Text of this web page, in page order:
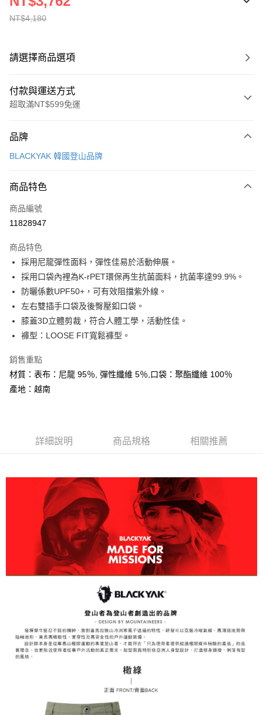
NT$4,180
請選擇商品選項
付款與運送方式
超取滿NT$599免運
信用卡一次付款
LINE Pay
Apple Pay
悠遊付
Google Pay
全盈+PAY
大哥付你分期
相關說明
1.本服務由台灣大哥大提供，台灣大哥大用戶可立即使用無須另外申請。
流程，驗證手機門號後，選擇欲分期的期數、繳款截止日，確認付款後即完
成交易。
【繳款方式說明】
帳／街口支付／iPASS MONEY」等通路繳費。
【注意事項】
1.本服務係由「台灣大哥大股份有限公司」（以下簡稱本公司）所提供，讓
用戶於交易時，得透過本服務購買商品或服務，並由商店將買賣／分期付款
買賣價金債權讓與本公司後，依約使用本公司帳單繳交帳款。
2.基於同意付款使用「大哥付你分期」之契約關係目的，商店將以您的個人
資料（包含姓名、電話或地址）提供予台灣大哥大進項蒐集、處理及利用，
由本公司與您本人進行分期帳單所需資料之確認、核對及更正。
3.完整用戶服務條款，請詳閱以下連結：https://oppay.tw/userRule
AFTEE先享後付
相關說明
AFTEE先享後付是「在收到商品之後才付款」的支付方式。 讓您購物簡單
３．安心：先確認商品／服務後，再付款。
結帳頁面，進行簡訊認證並確認金額後，即可完成結帳。
２．訂單成立數日內，您將收到繳費通知簡訊。
３．收到繳費通知簡訊後14天內，點擊此簡訊中的連結，可透過四大超商／
ATM／網路銀行／等多元方式進行付款，方視為交易完成。
※ 請注意：結帳手續完成當下不需立刻繳費，但若您需要取消訂單，請聯絡
購買商品的店家。未經商家同意取消之訂單仍視為有效，需透過AFTEE先享
後付繳納相關費用。
※ 交易是否成功請以「AFTEE先享後付 」之結帳頁面顯示為準，若有關於
是否繳費成功／繳費後需取消欲退款等相關疑問，請聯繫「AFTEE先享後付
客戶支援中心」https://netprotections.freshdesk.com/support/home
１．透過由恩沛科技股份有限公司提供之「AFTEE先享後付」服務完成之交
易，需依本服務之必要範圍內提供個人資料，並將交易相關給付款項請求債
權轉讓予恩沛科技股份有限公司。
２．關於個人資料處理事宜，請瀏覽以下網址：
https://aftee.tw/terms/#terms3
３．未成年的使用者請事先徵得法定代理人或監護人之同意方可使用
「AFTEE先享後付」，若未經同意申辦者引起之損失，本公司不負相關責
４．使用「AFTEE先享後付」時，將依據個別帳號之用戶狀況，依本公司即
時審查核予不同之上限額度；若仍有額度不足之情形，本公司將視審查結果
請求用戶進行身份認證。
ATM付款
全家取貨付款
付款後全家取貨
每筆NT$60，滿NT$599(含以上)免運費
萊爾富取貨付款
每筆NT$60，滿NT$799(含以上)免運費
付款後萊爾富取貨
每筆NT$60，滿NT$799(含以上)免運費
每筆NT$60，滿NT$799(含以上)免運費
付款後7-11取貨
每筆NT$60，滿NT$799(含以上)免運費
每筆NT$70，滿NT$799(含以上)免運費
品牌
BLACKYAK 韓國登山品牌
商品特色
商品編號
11828947
商品特色
採用尼龍彈性面料，彈性佳易於活動伸展。
採用口袋內裡為K-rPET環保再生抗菌面料，抗菌率達99.9%。
防曬係數UPF50+，可有效阻擋紫外線。
左右雙插手口袋及後臀壓釦口袋。
膝蓋3D立體剪裁，符合人體工學，活動性佳。
褲型：LOOSE FIT寬鬆褲型。
銷售重點
材質：表布：尼龍 95％, 彈性纖維 5％,口袋：聚酯纖維 100％
產地：越南
詳細說明 商品規格 相關推薦